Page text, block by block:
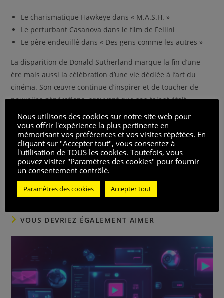
Le charismatique Hawkeye dans « M.A.S.H. »
Le perturbant Casanova dans le film de Fellini
Le père endeuillé dans « Des gens comme les autres »
La disparition de Donald Sutherland marque la fin d’une
ère mais aussi la célébration d’une vie dédiée à l’art du
cinéma. Son œuvre continue d’inspirer et de toucher de
nouvelles générations, prouvant que son talent était
vraiment intemporel. Son voyage à travers divers genres et
rôles complexes montre qu’il n’était pas seulement un
acteur, mais un véritable artiste.
Notez ce post
Vues des publications : 253
VOUS DEVRIEZ ÉGALEMENT AIMER
Nous utilisons des cookies sur notre site web pour
vous offrir l'expérience la plus pertinente en
mémorisant vos préférences et vos visites répétées. En
cliquant sur "Accepter tout", vous consentez à
l'utilisation de TOUS les cookies. Toutefois, vous
pouvez visiter "Paramètres des cookies" pour fournir
un consentement contrôlé.
Paramètres des cookies Accepter tout